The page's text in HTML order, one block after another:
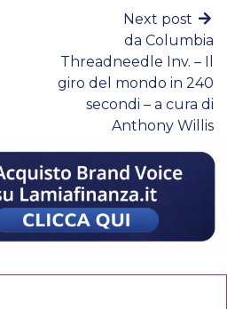
Next post
da Columbia
Threadneedle Inv. – Il
giro del mondo in 240
secondi – a cura di
Anthony Willis